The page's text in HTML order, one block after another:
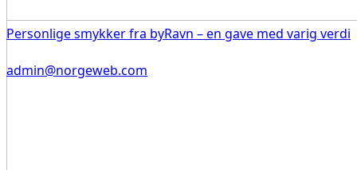
Personlige smykker fra byRavn – en gave med varig verdi
admin@norgeweb.com